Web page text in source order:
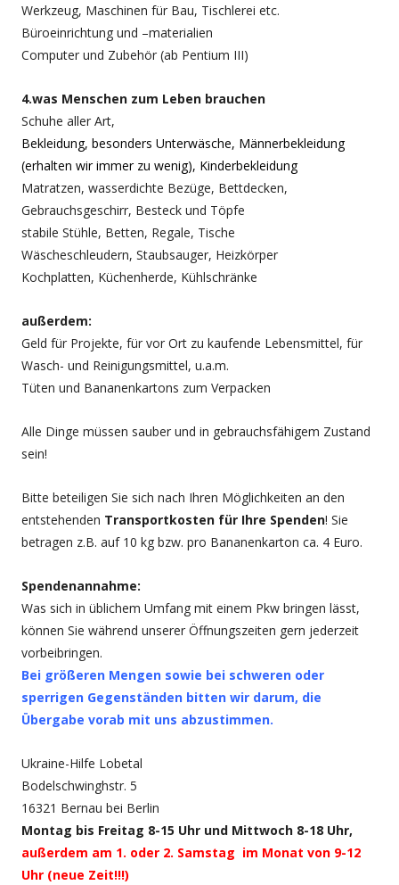
Werkzeug, Maschinen für Bau, Tischlerei etc.
Büroeinrichtung und –materialien
Computer und Zubehör (ab Pentium III)
4.was Menschen zum Leben brauchen
Schuhe aller Art,
Bekleidung, besonders Unterwäsche, Männerbekleidung
(erhalten wir immer zu wenig), Kinderbekleidung
Matratzen, wasserdichte Bezüge, Bettdecken,
Gebrauchsgeschirr, Besteck und Töpfe
stabile Stühle, Betten, Regale, Tische
Wäscheschleudern, Staubsauger, Heizkörper
Kochplatten, Küchenherde, Kühlschränke
außerdem:
Geld für Projekte, für vor Ort zu kaufende Lebensmittel, für
Wasch- und Reinigungsmittel, u.a.m.
Tüten und Bananenkartons zum Verpacken
Alle Dinge müssen sauber und in gebrauchsfähigem Zustand
sein!
Bitte beteiligen Sie sich nach Ihren Möglichkeiten an den
entstehenden Transportkosten für Ihre Spenden! Sie
betragen z.B. auf 10 kg bzw. pro Bananenkarton ca. 4 Euro.
Spendenannahme:
Was sich in üblichem Umfang mit einem Pkw bringen lässt,
können Sie während unserer Öffnungszeiten gern jederzeit
vorbeibringen.
Bei größeren Mengen sowie bei schweren oder
sperrigen Gegenständen bitten wir darum, die
Übergabe vorab mit uns abzustimmen.
Ukraine-Hilfe Lobetal
Bodelschwinghstr. 5
16321 Bernau bei Berlin
Montag bis Freitag 8-15 Uhr und Mittwoch 8-18 Uhr,
außerdem am 1. oder 2. Samstag im Monat von 9-12
Uhr (neue Zeit!!!)